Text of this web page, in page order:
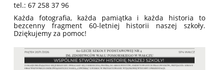
tel.: 67 258 37 96
Każda fotografia, każda pamiątka i każda historia to
bezcenny fragment 60-letniej historii naszej szkoły.
Dziękujemy za pomoc!